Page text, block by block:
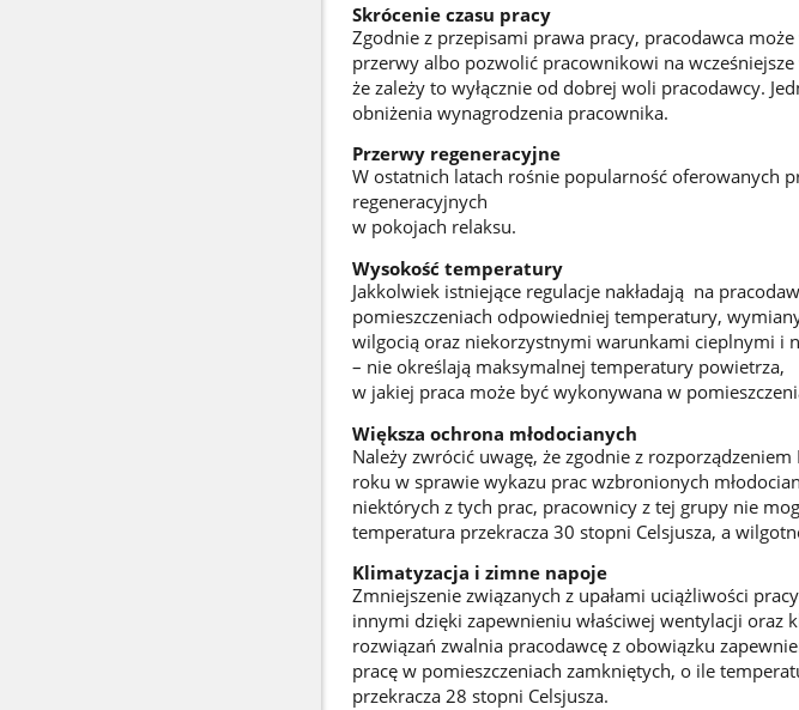
Skrócenie czasu pracy
Zgodnie z przepisami prawa pracy, pracodawca
przerwy albo pozwolić pracownikowi na
że zależy to wyłącznie od dobrej woli pracodawcy.
obniżenia wynagrodzenia pracownika.
Przerwy regeneracyjne
W ostatnich latach rośnie popularność oferowanych
regeneracyjnych
w pokojach relaksu.
Wysokość temperatury
Jakkolwiek istniejące regulacje nakładają na
pomieszczeniach odpowiedniej temperatury,
wilgocią oraz niekorzystnymi warunkami cieplnymi i
– nie określają maksymalnej temperatury powietrza,
w jakiej praca może być wykonywana w
Większa ochrona młodocianych
Należy zwrócić uwagę, że zgodnie z
roku w sprawie wykazu prac wzbronionych
niektórych z tych prac, pracownicy z tej grupy nie
temperatura przekracza 30 stopni Celsjusza, a
Klimatyzacja i zimne napoje
Zmniejszenie związanych z upałami uciążliwości
innymi dzięki zapewnieniu właściwej wentylacji oraz
rozwiązań zwalnia pracodawcę z obowiązku
pracę w pomieszczeniach zamkniętych, o ile
przekracza 28 stopni Celsjusza.